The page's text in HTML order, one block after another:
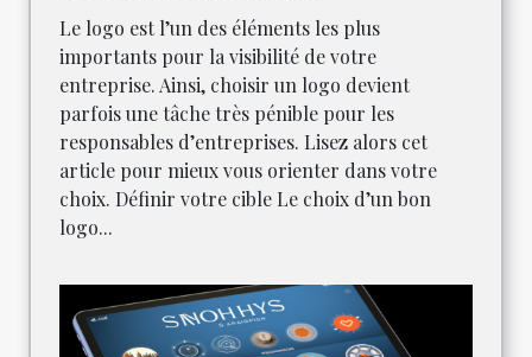
Le logo est l’un des éléments les plus
importants pour la visibilité de votre
entreprise. Ainsi, choisir un logo devient
parfois une tâche très pénible pour les
responsables d’entreprises. Lisez alors cet
article pour mieux vous orienter dans votre
choix. Définir votre cible Le choix d’un bon
logo...